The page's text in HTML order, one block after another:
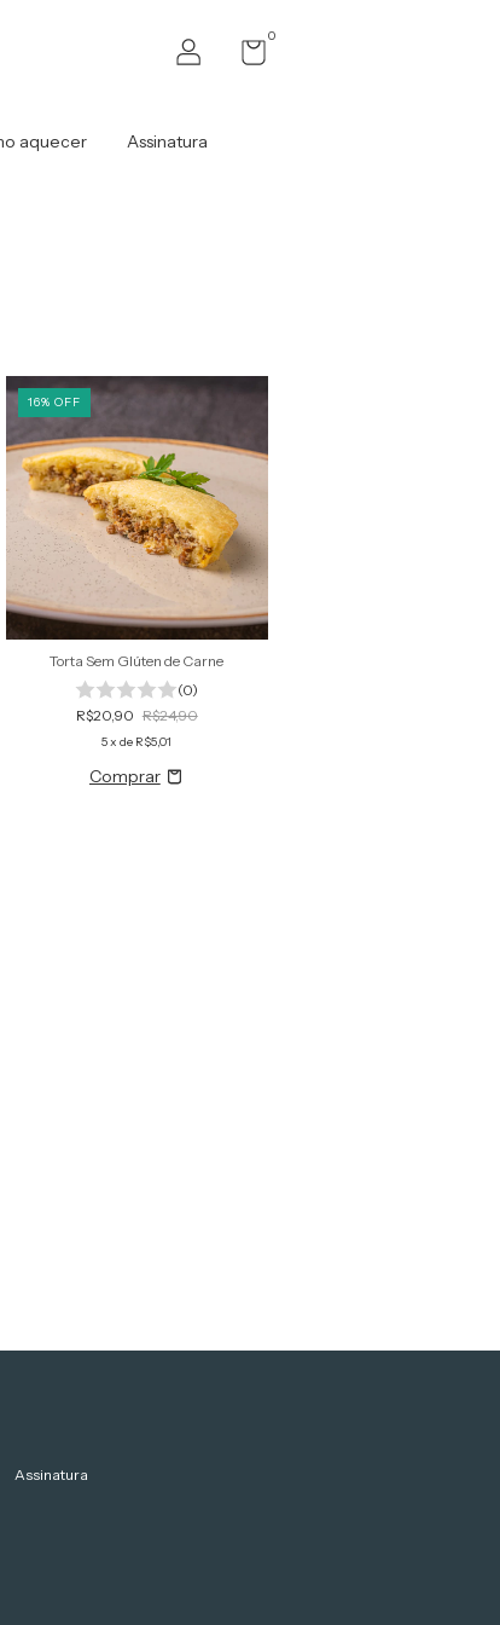
0
aquecer Assinatura
16% OFF
Torta Sem Glúten de Carne
(0)
R$20,90 R$24,90
5x de R$5,01
Assinatura